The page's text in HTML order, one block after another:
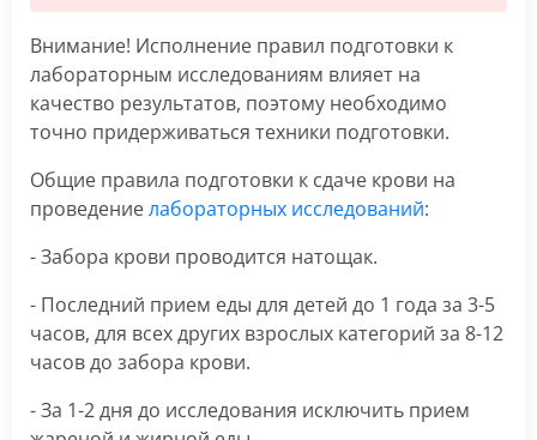
Внимание! Исполнение правил подготовки к
лабораторным исследованиям влияет на
качество результатов, поэтому необходимо
точно придерживаться техники подготовки.
Общие правила подготовки к сдаче крови на
проведениелабораторных исследований:
- Забора крови проводится натощак.
- Последний прием еды для детей до 1 года за 3-5
часов, для всех других взрослых категорий за 8-12
часов до забора крови.
- За 1-2 дня до исследования исключить прием